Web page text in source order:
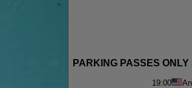
PARKING PASSES
19:00